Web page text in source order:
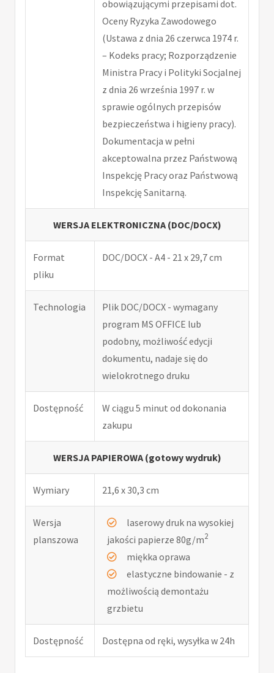
obowiązującymi przepisami dot.
Oceny Ryzyka Zawodowego
(Ustawa z dnia 26 czerwca 1974 r.
– Kodeks pracy; Rozporządzenie
Ministra Pracy i Polityki Socjalnej
z dnia 26 września 1997 r. w
sprawie ogólnych przepisów
bezpieczeństwa i higieny pracy).
Dokumentacja w pełni
akceptowalna przez Państwową
Inspekcję Pracy oraz Państwową
Inspekcję Sanitarną.
WERSJA ELEKTRONICZNA (DOC/DOCX)
Format
pliku
DOC/DOCX - A4 - 21 x 29,7 cm
Technologia
Plik DOC/DOCX - wymagany
program MS OFFICE lub
podobny, możliwość edycji
dokumentu, nadaje się do
wielokrotnego druku
Dostępność
W ciągu 5 minut od dokonania
zakupu
WERSJA PAPIEROWA (gotowy wydruk)
Wymiary 21,6 x 30,3 cm
Wersja
planszowa
laserowy druk na wysokiej
jakości papierze 80g/m2
miękka oprawa
elastyczne bindowanie - z
możliwością demontażu
grzbietu
Dostępność Dostępna od ręki, wysyłka w 24h